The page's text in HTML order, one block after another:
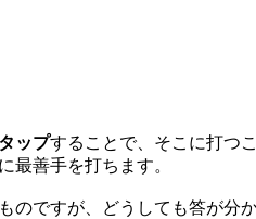
ップすることで、そこに打つ
最善手を打ちます。
のですが、どうしても答が分